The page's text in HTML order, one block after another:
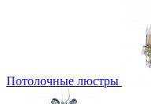
Потолочные люстры